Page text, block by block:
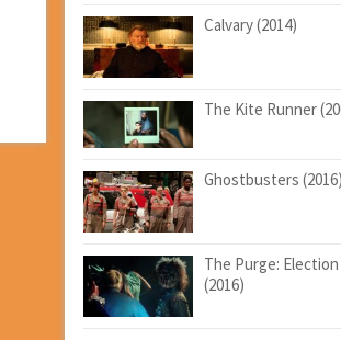
Calvary (2014)
The Kite Runner
Ghostbusters (2016)
The Purge: Election
(2016)